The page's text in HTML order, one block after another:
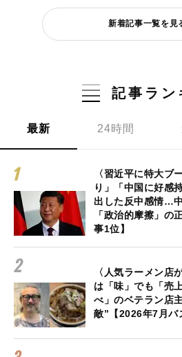
新着記事一覧を見
記事ラン
最新 24時間
〈習近平に特大ブ
り」「中国に好感
出した反中感情…
「政治的摩擦」の
事1位】
〈人気ラーメン店
は「味」でも「売
べ」のベテラン店
敵”【2026年7月バ